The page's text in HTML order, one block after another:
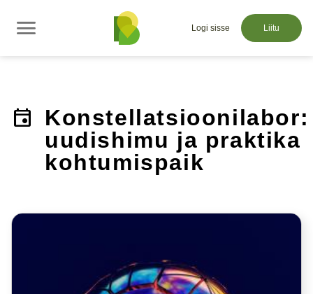
menu Logi sisse Liitu
event
Konstellatsioonilabor:
uudishimu ja praktika
kohtumispaik